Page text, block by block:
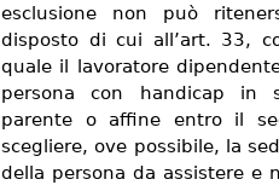
esclusione non può
disposto di cui all’art. 33,
quale il lavoratore
persona con handicap in
parente o affine entro il
scegliere, ove possibile, la
della persona da assistere e